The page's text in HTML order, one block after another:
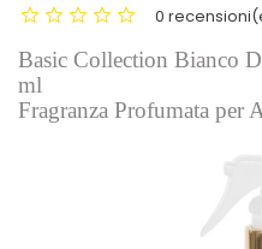
0
Basic Collection Bianco
ml
Fragranza Profumata per